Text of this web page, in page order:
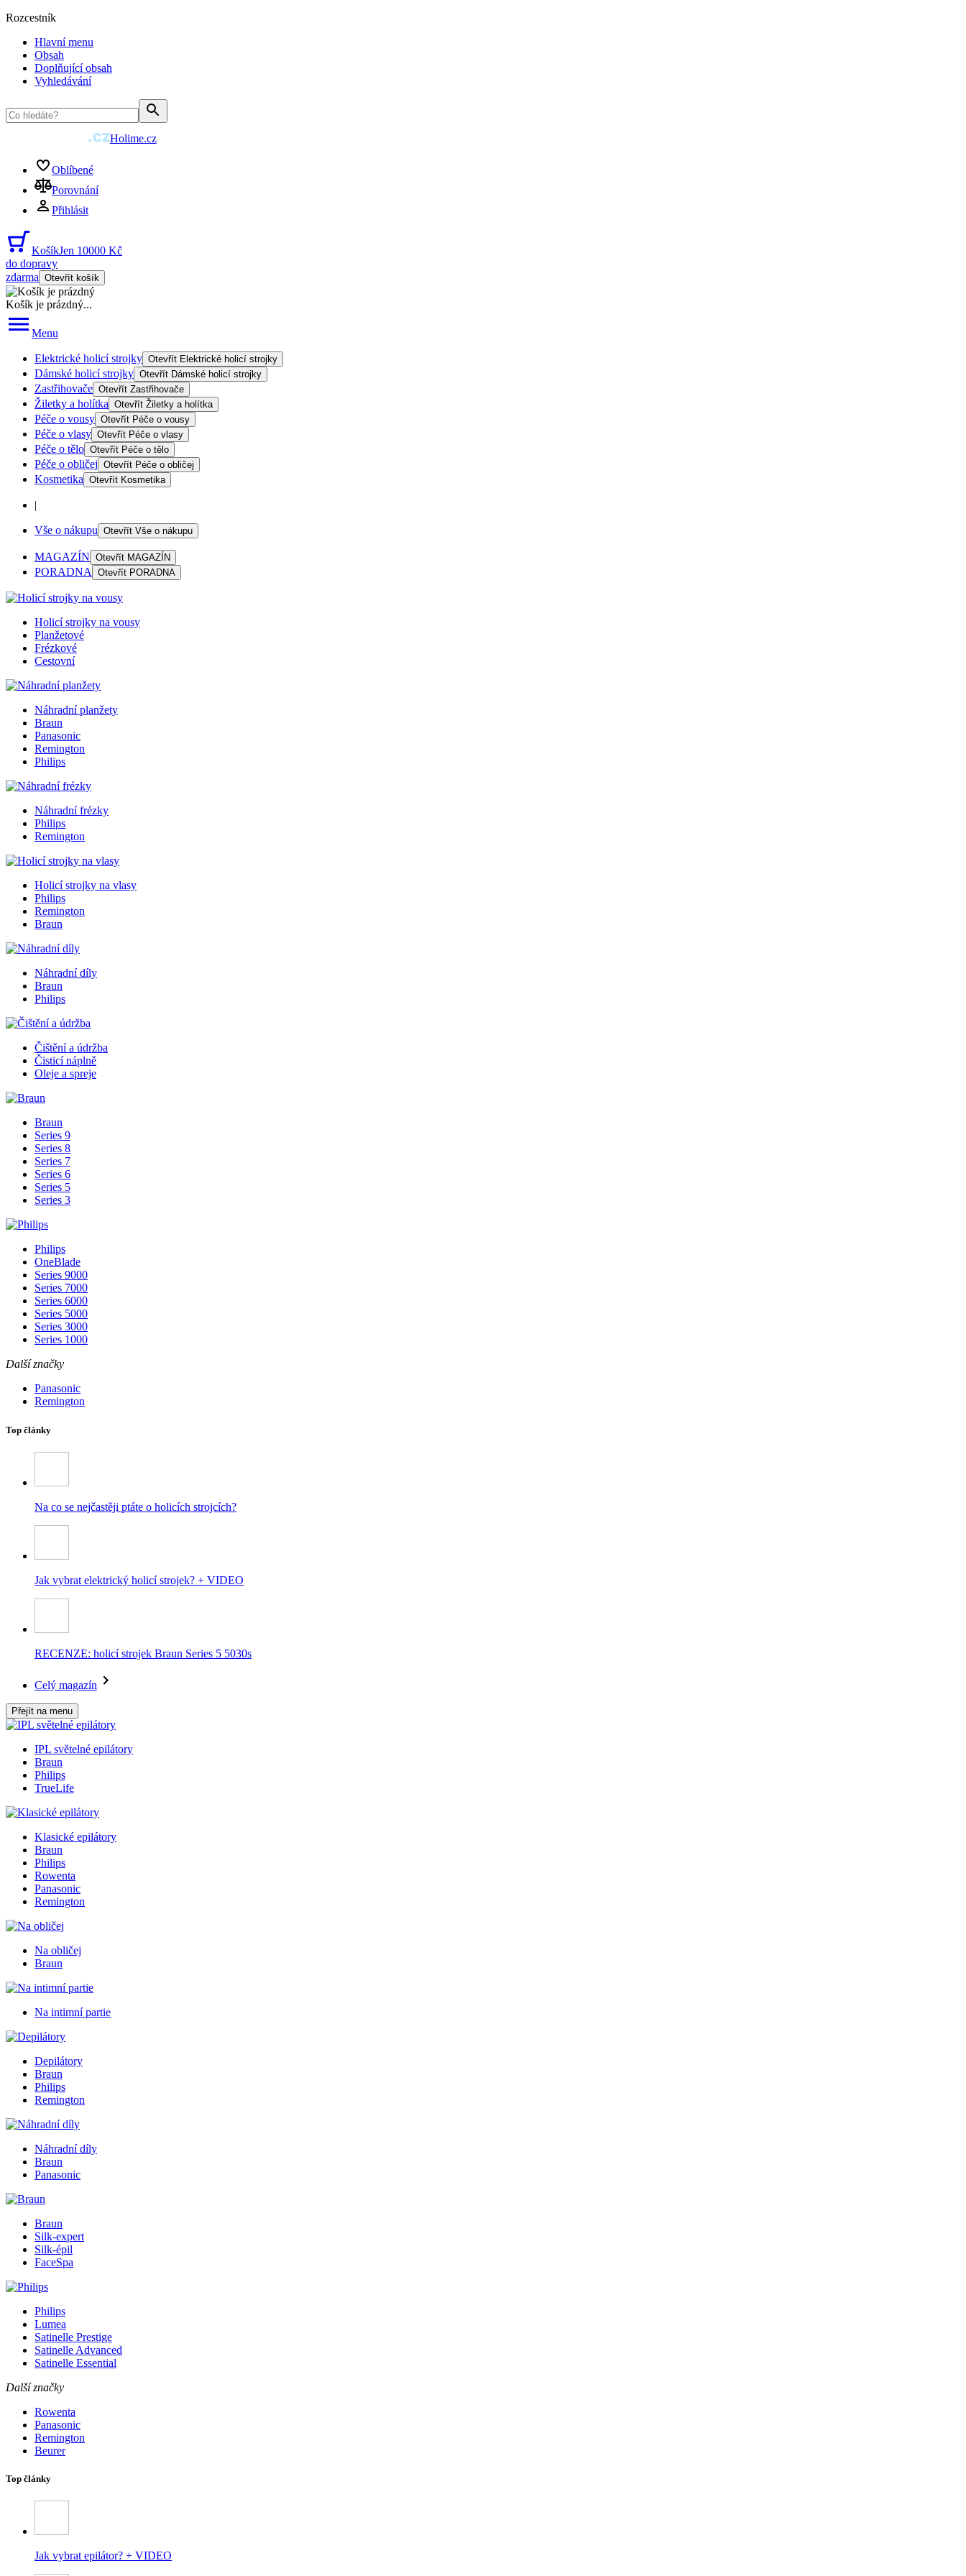
Rozcestník
Hlavní menu
Obsah
Doplňující obsah
Vyhledávání
Holime.cz
Oblíbené
Porovnání
Přihlásit
KošíkJen 10000 Kč
do dopravy
zdarma Otevřít košík
Košík je prázdný...
Menu
Elektrické holicí strojky Otevřít Elektrické holicí strojky
Dámské holicí strojky Otevřít Dámské holicí strojky
Zastřihovače Otevřít Zastřihovače
Žiletky a holítka Otevřít Žiletky a holítka
Péče o vousy Otevřít Péče o vousy
Péče o vlasy Otevřít Péče o vlasy
Péče o tělo Otevřít Péče o tělo
Péče o obličej Otevřít Péče o obličej
Kosmetika Otevřít Kosmetika
|
Vše o nákupu Otevřít Vše o nákupu
MAGAZÍN Otevřít MAGAZÍN
PORADNA Otevřít PORADNA
Holicí strojky na vousy
Planžetové
Frézkové
Cestovní
Náhradní planžety
Braun
Panasonic
Remington
Philips
Náhradní frézky
Philips
Remington
Holicí strojky na vlasy
Philips
Remington
Braun
Náhradní díly
Braun
Philips
Čištění a údržba
Čisticí náplně
Oleje a spreje
Braun
Series 9
Series 8
Series 7
Series 6
Series 5
Series 3
Philips
OneBlade
Series 9000
Series 7000
Series 6000
Series 5000
Series 3000
Series 1000
Další značky
Panasonic
Remington
Top články
Na co se nejčastěji ptáte o holicích strojcích?
Jak vybrat elektrický holicí strojek? + VIDEO
RECENZE: holicí strojek Braun Series 5 5030s
Celý magazín
Přejít na menu
IPL světelné epilátory
Braun
Philips
TrueLife
Klasické epilátory
Braun
Philips
Rowenta
Panasonic
Remington
Na obličej
Braun
Na intimní partie
Depilátory
Braun
Philips
Remington
Náhradní díly
Braun
Panasonic
Braun
Silk-expert
Silk-épil
FaceSpa
Philips
Lumea
Satinelle Prestige
Satinelle Advanced
Satinelle Essential
Další značky
Rowenta
Panasonic
Remington
Beurer
Top články
Jak vybrat epilátor? + VIDEO